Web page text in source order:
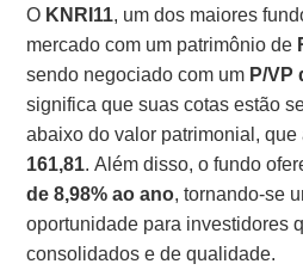
O KNRI11, um dos maiores
mercado com um patrimônio de
sendo negociado com um P/VP
significa que suas cotas estão
abaixo do valor patrimonial,
161,81. Além disso, o fundo
de 8,98% ao ano, tornando-se
oportunidade para investidores
consolidados e de qualidade.